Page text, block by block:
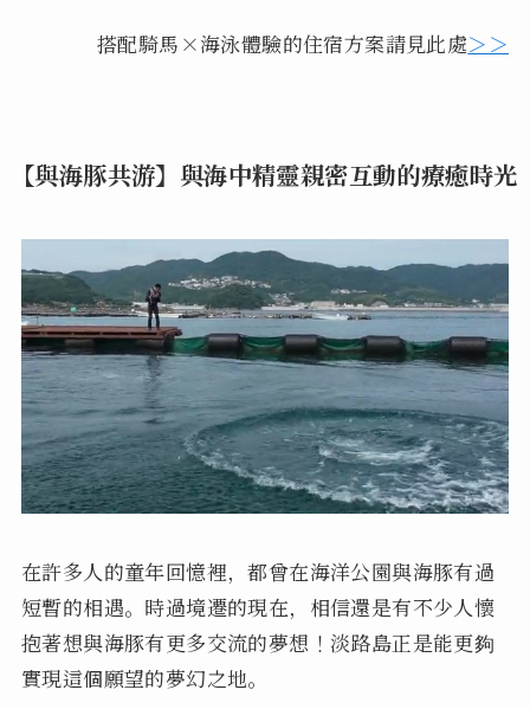
搭配騎馬×海泳體驗的住宿方案請見此處＞＞
【與海豚共游】與海中精靈親密互動的療癒時光
在許多人的童年回憶裡，都曾在海洋公園與海豚有過
短暫的相遇。時過境遷的現在，相信還是有不少人懷
抱著想與海豚有更多交流的夢想！淡路島正是能更夠
實現這個願望的夢幻之地。